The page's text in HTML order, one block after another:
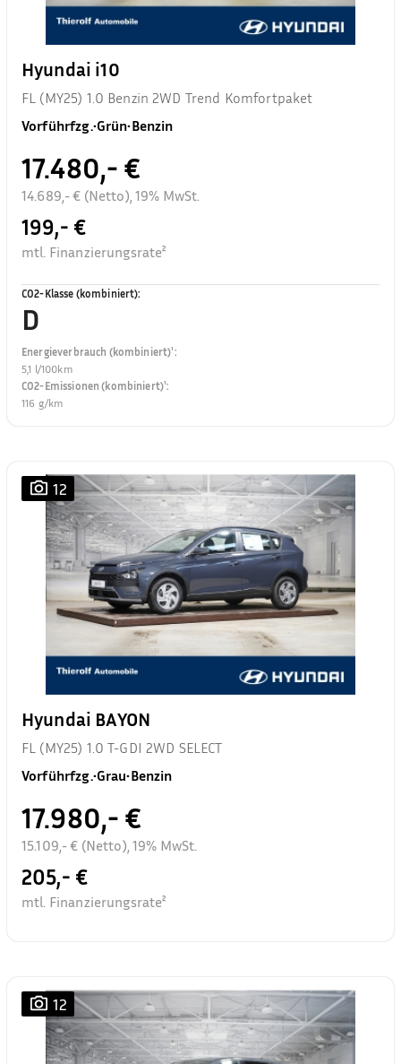
Hyundai i10
FL (MY25) 1.0 Benzin 2WD Trend Komfortpaket
Vorführfzg.•Grün•Benzin
17.480,- €
14.689,- € (Netto), 19% MwSt.
199,- €
mtl. Finanzierungsrate²
CO2-Klasse (kombiniert):
D
Energieverbrauch (kombiniert)¹:
5,1 l/100km
CO2-Emissionen (kombiniert)¹:
116 g/km
12
Hyundai BAYON
FL (MY25) 1.0 T-GDI 2WD SELECT
Vorführfzg.•Grau•Benzin
17.980,- €
15.109,- € (Netto), 19% MwSt.
205,- €
mtl. Finanzierungsrate²
12